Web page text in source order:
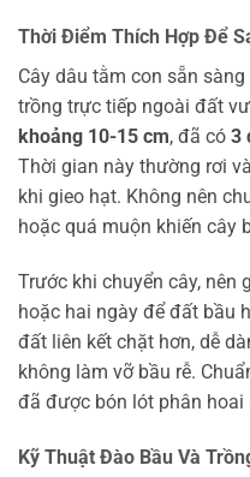
Thời Điểm Thích Hợp Để
Cây dâu tằm con sẵn
trồng trực tiếp ngoài đất
khoảng 10-15 cm, đã có 3
Thời gian này thường rơi
khi gieo hạt. Không nên
hoặc quá muộn khiến cây
Trước khi chuyển cây,
hoặc hai ngày để đất bầu
đất liên kết chặt hơn, dễ
không làm vỡ bầu rễ.
đã được bón lót phân hoai
Kỹ Thuật Đào Bầu Và